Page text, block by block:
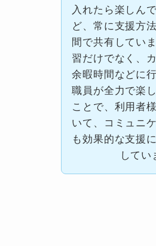
入れたら楽しん
ど、常に支援方
間で共有してい
習だけでなく、
余暇時間などに
職員が全力で楽
ことで、利用者
いて、コミュニ
も効果的な支援
してい